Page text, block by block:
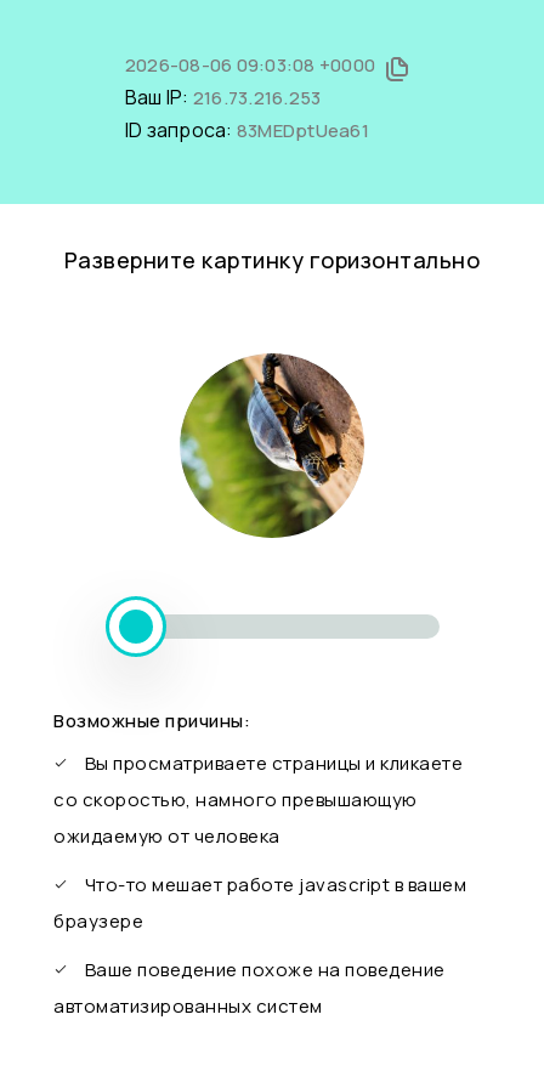
2026-08-06 09:03:08 +0000
Ваш IP: 216.73.216.253
ID запроса: 83MEDptUea61
Разверните картинку горизонтально
Возможные причины:
Вы просматриваете страницы и кликаете
со скоростью, намного превышающую
ожидаемую от человека
Что-то мешает работе javascript в вашем
браузере
Ваше поведение похоже на поведение
автоматизированных систем